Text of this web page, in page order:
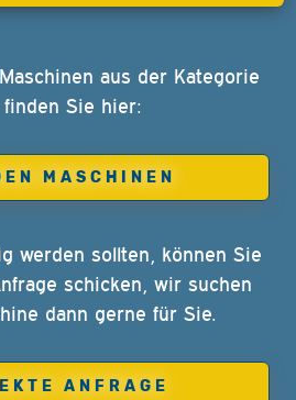
aus der Kategorie
Sie hier:
MASCHINEN
werden sollten, können Sie
schicken, wir suchen
dann gerne für Sie.
ANFRAGE